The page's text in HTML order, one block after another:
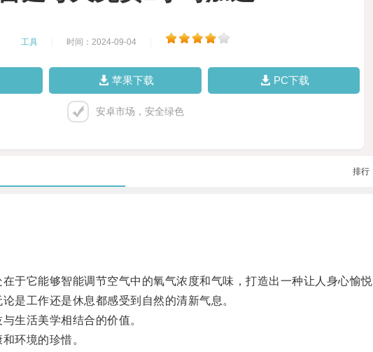
工具 时间：2024-09-04
苹果下载 PC下载
安卓市场，安全绿色
排行
它能够智能调节空气中的氧气浓度和气味，打造出一种让人身心愉悦
工作还是休息都感受到自然的清新气息。
生活美学相结合的价值。
环境的珍惜。